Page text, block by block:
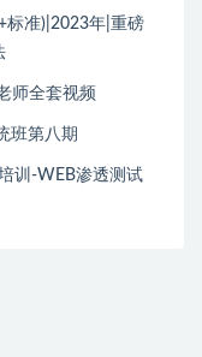
标准)|2023年|重磅
师全套视频
班第八期
训-WEB渗透测试